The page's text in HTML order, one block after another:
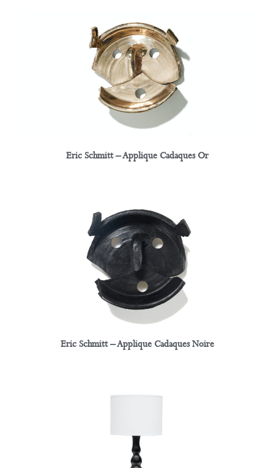
Eric Schmitt – Applique Cadaques Or
Eric Schmitt – Applique Cadaques Noire